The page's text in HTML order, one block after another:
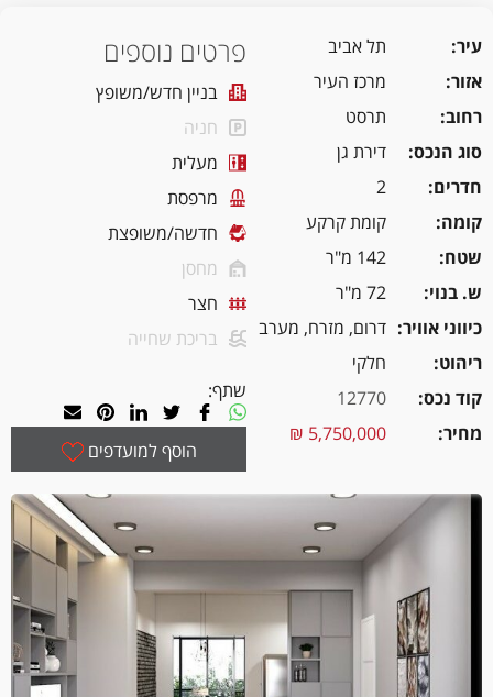
עיר
תל אביב
אזור
מרכז העיר
רחוב
תרסט
סוג הנכס
דירת גן
חדרים
2
קומה
קומת קרקע
שטח
142 מ"ר
ש. בנוי
72 מ"ר
כיווני אוויר
דרום, מזרח, מערב
ריהוט
חלקי
קוד נכס
12770
מחיר
5,750,000 ₪
פרטים נוספים
בניין חדש/משופץ
חניה
מעלית
מרפסת
חדשה/משופצת
מחסן
חצר
בריכת שחייה
שתף:
הוסף למועדפים